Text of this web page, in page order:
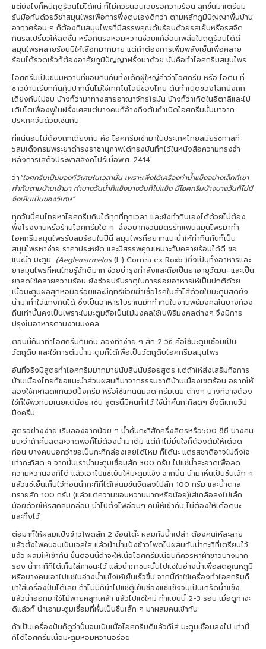
แต่ยังไงก็หนีฤดูร้อนไม่ได้แน่ ก็ไม่ควรนอนเฉยรอความร้อน ลุกขึ้นมาเตรียม
รับมือกันด้วยวิชาสมุนไพรเพื่อการพึ่งตนเองดีกว่า ตามหลักภูมิปัญญาพื้นบ้าน
อากาศร้อน ๆ ก็ต้องกินสมุนไพรที่มีสรรพคุณดับร้อนด้วยรสเย็นหรือรสจืด
กินรสเปรี้ยวให้สดชื่น หรือกินรสหอมหวานช่วยแก้อ่อนเพลียในฤดูร้อนได้ดี
สมุนไพรคลายร้อนมีให้เลือกมากมาย แต่ถ้าต้องการเพิ่มพลังเย็นเพื่อคลาย
ร้อนได้รวดเร็วก็ต้องอาศัยภูมิปัญญาฝรั่งมาด้วย นั่นคือทำไอศกรีมสมุนไพร
ไอศกรีมเป็นขนมหวานที่ชอบกินกันทั้งเด็กผู้ใหญ่คำว่าไอศกรีม หรือ ไอติม ที่
ชาวบ้านเรียกกันคุ้นปากนั้นไม่ใช่เทคโนโลยีของไทย ต้นกำเนิดของโลกยังถก
เถียงกันไม่จบ บ้างก็ว่ามาทางสายอาณาจักรโรมัน บ้างก็ว่าเกิดในอิตาลีและไป
เติบโตเฟื่องฟูในฝรั่งเศสแต่บางคนก็อ้างถึงต้นกำเนิดไอศกรีมนั้นมาจาก
ประเทศจีนด้วยเช่นกัน
ที่แน่นอนไม่ต้องถกเถียงกัน คือ ไอศกรีมเข้ามาในประเทศไทยสมัยรัชกาลที่
5สมเด็จกรมพระยาดำรงราชานุภาพได้ทรงบันทึกไว้ในหนังสือความทรงจำ
หลังการเสด็จประพาสสิงคโปร์เมื่อพ.ศ. 2414
ว่า“ไอศกรีมเป็นของที่วิเศษในเวลานั้น เพราะเพิ่งได้เครื่องทำน้ำแข็งอย่างเล็กที่เขา
ทำกันตามบ้านเข้ามา ทำบางวันน้ำก็แข็งบางวันก็ไม่แข็ง มีไอศกรีมบ้างบางวันก็ไม่มี
จึงเห็นเป็นของวิเศษ”
ทุกวันนี้คนไทยหาไอศกรีมกินได้ทุกที่ทุกเวลา และยังทำกินเองได้ด้วยไม่ต้อง
พึ่งโรงงานหรือร้านไอศกรีมใด ๆ จึงอยากชวนมิตรรักแฟนสมุนไพรมาทำ
ไอศกรีมสมุนไพรรับลมร้อนในปีนี้ สมุนไพรที่อยากแนะนำให้ทำกินกันก็เป็น
สมุนไพรหาง่าย ราคาประหยัด และมีสรรพคุณเหมาะกับคลายร้อนได้ดี ขอ
แนะนำ มะตูม (Aeglemarmelos(L.) Correa ex Roxb )ซึ่งเป็นทั้งอาหารและ
ยาสมุนไพรที่คนไทยรู้จักดีมาก ช่วยบำรุงกำลังและถือเป็นยาอายุวัฒนะ และเป็น
ยาลดไข้คลายความร้อน ยังช่วยปรับธาตุในการย่อยอาหารให้เป็นปกติด้วย
เนื้อมะตูมผลสุกหอมอร่อยและมีฤทธิ์ช่วยฆ่าเชื้อโรคในสำไส้ด้วยใบมะตูมสดยัง
นำมาทำใส่แกงกินได้ ซึ่งเป็นอาหารโบราณมักทำกินในงานพิธีมงคลในบางท้อง
ถิ่นเท่านั้นคงเป็นเพราะใบมะตูมถือเป็นไม้มงคลใช้ในพิธีมงคลต่างๆ จึงมีการ
ปรุงในอาหารตามงานมงคล
ตอนนี้ก็มาทำไอศกรีมกินกัน ลองทำง่าย ๆ สัก 2 วิธี คือใช้มะตูมเชื่อมเป็น
วัตถุดิบ และใช้การต้มน้ำมะตูมก็ได้เพื่อเป็นวัตถุดิบไอศกรีมสมุนไพร
อันที่จริงมีสูตรทำไอศกรีมมากมายนับสิบนับร้อยสูตร แต่ถ้าให้ส่งเสริมกิจการ
บ้านเมืองไทยก็ขอแนะนำส่วนผสมที่มาจากธรรมชาติบ้านเมืองเขตร้อน อยากให้
ลองใช้กะทิสดแทนวิปปิ้งครีม หรือใช้แทนนมสด ครีมเนย ต่างๆ บางทีอาจต้อง
ใช้ก็ใช้พวกนมเนยแต่น้อย เช่น สูตรนี้มีคนทำไว้ ใช้น้ำคั้นกะทิสดๆ ยิ่งดีแทนวิป
ปิ้งครีม
สูตรอย่างง่าย เริ่มลองจากน้อย ๆ น้ำคั้นกะทิสักครึ่งลิตรหรือ500 ซีซี บางคน
แนะว่าถ้าคั้นสดสะอาดพอก็ไม่ต้องนำมาต้ม แต่ถ้าไม่มั่นใจก็ต้องต้มให้เดือด
ก่อน บางคนบอกว่าขอเป็นกะทิกล่องเลยได้ไหม ก็ได้นะ แต่รสชาติอาจไม่ถึงใจ
เท่ากะทิสด ๆ จากนั้นเรานำมะตูมเชื่อมสัก 300 กรัม ไปแช่น้ำสะอาดเพื่อลด
ความหวานลงก็ได้ แล้วเอาไปแช่เย็นให้มะตูมแข็ง จากนั้น นำมาหั่นเป็นชิ้นเล็ก ๆ
แล้วแช่เย็นเก็บไว้ก่อนนำกะทิที่ได้ใส่นมข้นจืดลงไปสัก 100 กรัม และน้ำตาล
ทรายสัก 100 กรัม (แล้วแต่ความชอบหวานมากหรือน้อย)ใส่เกลือลงไปเล็ก
น้อยด้วยให้รสกลมกล่อม นำไปตั้งไฟอ่อนๆ คนให้เข้ากัน ไม่ต้องให้เดือดนะ
และทิ้งไว้
ต่อมาก็ให้ผสมแป้งข้าวโพดสัก 2 ช้อนโต๊ะ ผสมกับน้ำเปล่า ต้องคนให้ละลาย
แล้วตั้งไฟคนจนเป็นเจลใส แล้วนำน้ำแป้งข้าวโพดไปผสมกับน้ำกะทิที่เตรียมไว้
แล้ว ผสมให้เข้ากัน ขั้นตอนนี้ถ้าจะให้เนื้อไอศกรีมเนียนก็ควรหาผ้าขาวบางมาก
รอง น้ำกะทิที่ได้เก็บใส่ภาชนะไว้ แล้วนำภาชนะนั้นไปแช่ในอ่างน้ำเพื่อลดอุณหภูมิ
หรือบางคนเอาไปแช่ในอ่างน้ำแข็งให้เย็นเร็วขึ้น จากนี้ถ้าใช้เครื่องทำไอศกรีมก็
เทใส่เครื่องปั่นได้เลย ถ้าไม่มีก็นำไปแช่ตู้เย็นช่องแช่แข็งจนเป็นเกร็ดน้ำแข็ง
แล้วนำออกมาใช้ไม้พายคลุกเคล้า แล้วไปแช่ใหม่ ทำแบบนี้ 2-3 รอบ เมื่อดูท่าจะ
ดีแล้วก็ นำเอามะตูมเชื่อมที่หั่นเป็นชิ้นเล็ก ๆ มาผสมคนเข้ากัน
ถ้าเป็นเครื่องปั่นก็ดูว่าปั่นจนเป็นเนื้อไอศกรีมดีแล้วก็ใส่ มะตูมเชื่อมลงไป เท่านี้
ก็ได้ไอศกรีมเนื้อมะตูมหอมหวานอร่อย